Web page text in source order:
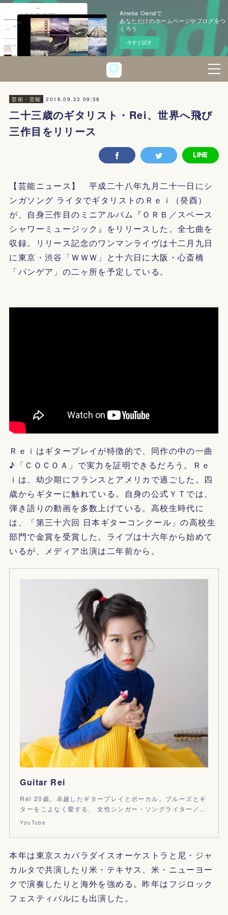
Ameba Owndで
あなただけのホームページやブログをつ
くろう
今すぐ試す
芸術・芸能 2016.09.23 09:38
二十三歳のギタリスト・Rei、世界へ飛び
三作目をリリース
【芸能ニュース】 平成二十八年九月二十一日にシ
ンガソング ライタでギタリストのＲｅｉ（癸酉）
が、自身三作目のミニアルバム『ＯＲＢ／スペース
シャワーミュージック』をリリースした。全七曲を
収録。リリース記念のワンマンライヴは十二月九日
に東京・渋谷「ＷＷＷ」と十六日に大阪・心斎橋
「パンゲア」の二ヶ所を予定している。
Ｒｅｉはギタープレイが特徴的で、同作の中の一曲
♪「ＣＯＣＯＡ」で実力を証明できるだろう。Ｒｅ
ｉは、幼少期にフランスとアメリカで過ごした。四
歳からギターに触れている。自身の公式ＹＴでは、
弾き語りの動画を多数上げている。高校生時代に
は、「第三十六回 日本ギターコンクール」の高校生
部門で金賞を受賞した。ライブは十六年から始めて
いるが、メディア出演は二年前から。
Guitar Rei
Rei 20歳。卓越したギタープレイとボーカル。ブルーズとギ
ターをこよなく愛する、 女性シンガー・ソングライター／…
YouTube
本年は東京スカパラダイスオーケストラと尼・ジャ
カルタで共演したり米・テキサス、米・ニューヨー
クで演奏したりと海外を強める。昨年はフジロック
フェスティバルにも出演した。